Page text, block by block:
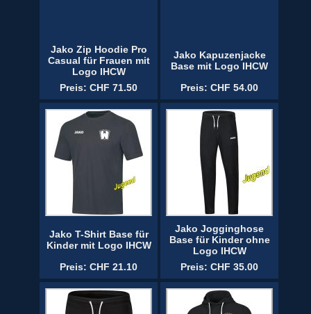
Jako Zip Hoodie Pro
Casual für Frauen mit
Logo IHCW
Preis: CHF 71.50
Jako Kapuzenjacke
Base mit Logo IHCW
Preis: CHF 54.00
Jako T-Shirt Base für
Kinder mit Logo IHCW
Preis: CHF 21.10
Jako Jogginghose
Base für Kinder ohne
Logo IHCW
Preis: CHF 35.00